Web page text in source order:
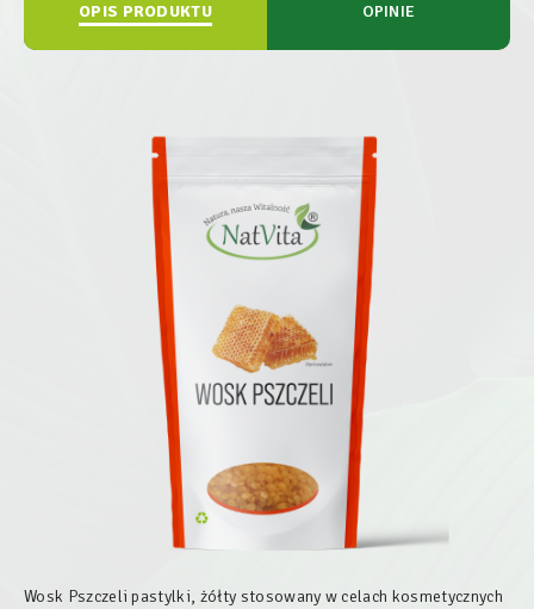
OPIS PRODUKTU OPINIE
Wosk Pszczeli pastylki, żółty stosowany w celach kosmetycznych